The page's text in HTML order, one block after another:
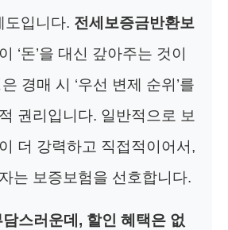
도입니다. 전세보증금반환보
‘돈’을 대신 갚아주는 것이
경매 시 ‘우선 변제 순위’를
권리입니다. 일반적으로 보
더 강력하고 직접적이어서,
는 보증보험을 선호합니다.
스러운데, 할인 혜택은 없